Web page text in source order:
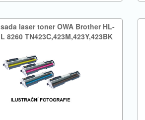
sada laser toner OWA Brother HL-​
L 8260 TN423C,​423M,​423Y,​423BK